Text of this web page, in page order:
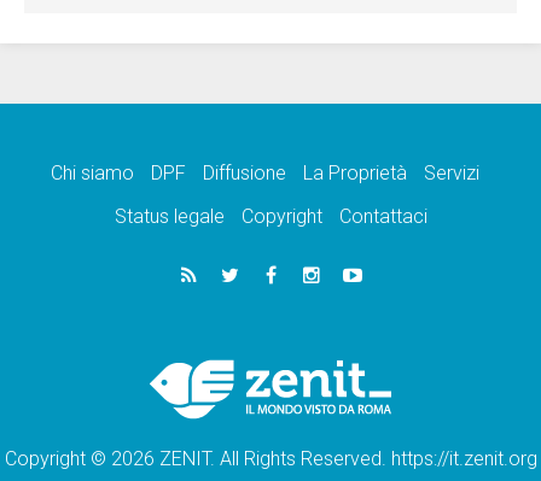
Chi siamo DPF Diffusione La Proprietà
Servizi
Status legale
Copyright Contattaci
Copyright © 2026 ZENIT. All Rights Reserved. https://it.zenit.org